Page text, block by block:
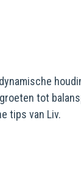
tot
tips van Liv.